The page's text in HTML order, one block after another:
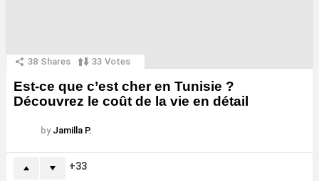
38 Shares 33 Votes
Est-ce que c’est cher en Tunisie ?
Découvrez le coût de la vie en détail
by Jamilla P.
33